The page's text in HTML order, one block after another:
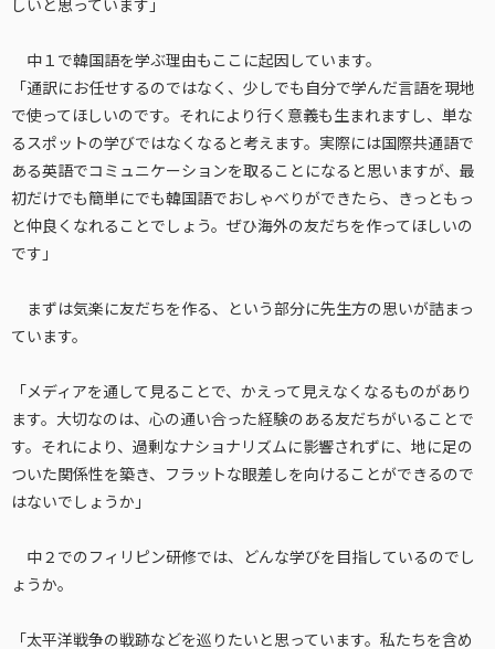
中１で韓国語を学ぶ理由もここに起因しています。
「通訳にお任せするのではなく、少しでも自分で学んだ言語を現地
で使ってほしいのです。それにより行く意義も生まれますし、単な
るスポットの学びではなくなると考えます。実際には国際共通語で
ある英語でコミュニケーションを取ることになると思いますが、最
初だけでも簡単にでも韓国語でおしゃべりができたら、きっともっ
と仲良くなれることでしょう。ぜひ海外の友だちを作ってほしいの
です」
まずは気楽に友だちを作る、という部分に先生方の思いが詰まっ
ています。
「メディアを通して見ることで、かえって見えなくなるものがあり
ます。大切なのは、心の通い合った経験のある友だちがいることで
す。それにより、過剰なナショナリズムに影響されずに、地に足の
ついた関係性を築き、フラットな眼差しを向けることができるので
はないでしょうか」
中２でのフィリピン研修では、どんな学びを目指しているのでし
ょうか。
「太平洋戦争の戦跡などを巡りたいと思っています。私たちを含め